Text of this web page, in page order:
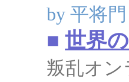
by 平将
■ 世界
叛乱オ